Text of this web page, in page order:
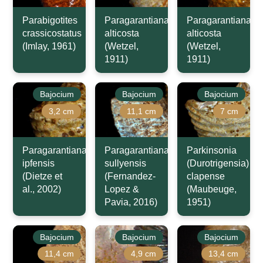
Parabigotites
crassicostatus
(Imlay, 1961)
Paragarantiana
alticosta
(Wetzel,
1911)
Paragarantiana
alticosta
(Wetzel,
1911)
Bajocium
3,2 cm
Paragarantiana
ipfensis
(Dietze et
al., 2002)
Bajocium
11,1 cm
Paragarantiana
sullyensis
(Fernandez-
Lopez &
Pavia, 2016)
Bajocium
7 cm
Parkinsonia
(Durotrigensia)
clapense
(Maubeuge,
1951)
Bajocium
11,4 cm
Bajocium
4,9 cm
Bajocium
13,4 cm